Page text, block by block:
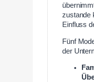
zustande
Einfluss
Fünf
der